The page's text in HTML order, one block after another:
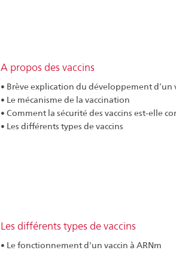
A propos des vaccins
• Brève explication du développement d’un
• Le mécanisme de la vaccination
• Comment la sécurité des vaccins est-elle
• Les différents types de vaccins
Les différents types de vaccins
• Le fonctionnement d'un vaccin à ARNm